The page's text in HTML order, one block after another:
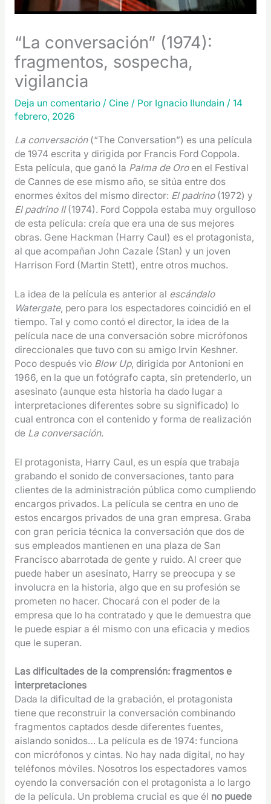
“La conversación” (1974):
fragmentos, sospecha,
vigilancia
Deja un comentario / Cine/ Por Ignacio Ilundain / 14
febrero, 2026
La conversación(“The Conversation”) es una película
de 1974 escrita y dirigida por Francis Ford Coppola.
Esta película, que ganó la Palma de Oroen el Festival
de Cannes de ese mismo año, se sitúa entre dos
enormes éxitos del mismo director: El padrino(1972) y
El padrino II(1974). Ford Coppola estaba muy orgulloso
de esta película: creía que era una de sus mejores
obras. Gene Hackman (Harry Caul) es el protagonista,
al que acompañan John Cazale (Stan) y un joven
Harrison Ford (Martin Stett), entre otros muchos.
La idea de la película es anterior al escándalo
Watergate, pero para los espectadores coincidió en el
tiempo. Tal y como contó el director, la idea de la
película nace de una conversación sobre micrófonos
direccionales que tuvo con su amigo Irvin Keshner.
Poco después vio Blow Up, dirigida por Antonioni en
1966, en la que un fotógrafo capta, sin pretenderlo, un
asesinato (aunque esta historia ha dado lugar a
interpretaciones diferentes sobre su significado) lo
cual entronca con el contenido y forma de realización
de La conversación.
El protagonista, Harry Caul, es un espía que trabaja
grabando el sonido de conversaciones, tanto para
clientes de la administración pública como cumpliendo
encargos privados. La película se centra en uno de
estos encargos privados de una gran empresa. Graba
con gran pericia técnica la conversación que dos de
sus empleados mantienen en una plaza de San
Francisco abarrotada de gente y ruido. Al creer que
puede haber un asesinato, Harry se preocupa y se
involucra en la historia, algo que en su profesión se
prometen no hacer. Chocará con el poder de la
empresa que lo ha contratado y que le demuestra que
le puede espiar a él mismo con una eficacia y medios
que le superan.
Las dificultades de la comprensión: fragmentos e
interpretaciones
Dada la dificultad de la grabación, el protagonista
tiene que reconstruir la conversación combinando
fragmentos captados desde diferentes fuentes,
aislando sonidos… La película es de 1974: funciona
con micrófonos y cintas. No hay nada digital, no hay
teléfonos móviles. Nosotros los espectadores vamos
oyendo la conversación con el protagonista a lo largo
de la película. Un problema crucial es que él no puede